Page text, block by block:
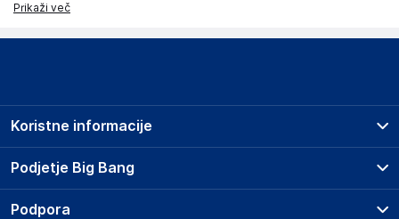
Prikaži več
Podjetje Big Bang
O podjetju
Koristne informacije
Prodajna mesta
Storitve
Podpora